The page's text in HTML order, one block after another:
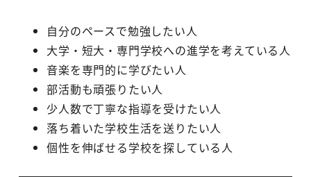
自分のペースで勉強したい人
大学・短大・専門学校への進学を考えている人
音楽を専門的に学びたい人
部活動も頑張りたい人
少人数で丁寧な指導を受けたい人
落ち着いた学校生活を送りたい人
個性を伸ばせる学校を探している人